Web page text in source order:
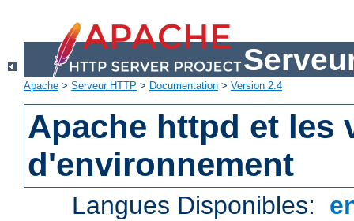
Apache > Serveur HTTP > Documentation > Version 2.4
Apache httpd et les
d'environnement
Langues Disponibles: